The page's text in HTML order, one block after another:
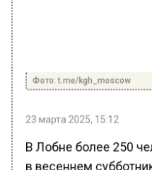
Фото: t.me/kgh_moscow
23 марта 2025, 15:12
В Лобне более 250
в весеннем